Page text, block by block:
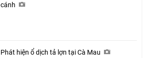
cánh
Phát hiện ổ dịch tả lợn tại Cà Mau